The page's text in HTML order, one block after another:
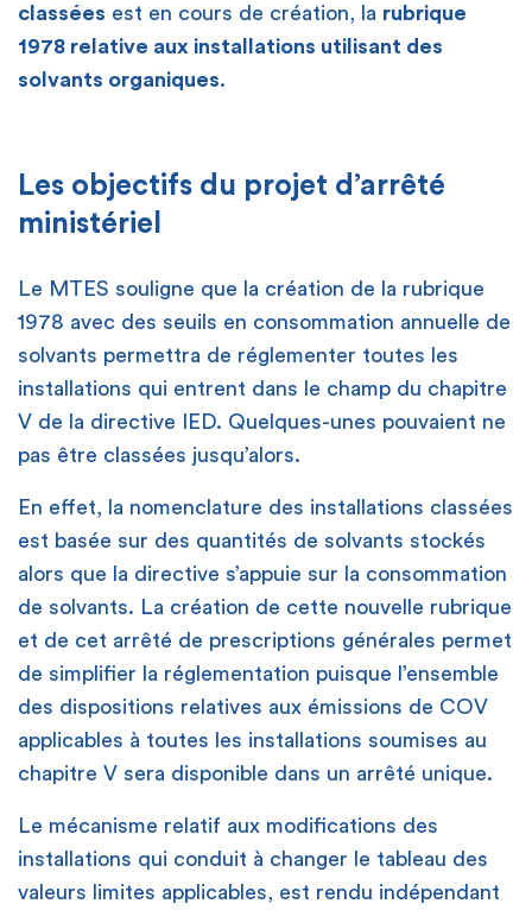
classées est en cours de création, la rubrique
1978 relative aux installations utilisant des
solvants organiques.
Les objectifs du projet d’arrêté
ministériel
Le MTES souligne que la création de la rubrique
1978 avec des seuils en consommation annuelle de
solvants permettra de réglementer toutes les
installations qui entrent dans le champ du chapitre
V de la directive IED. Quelques-unes pouvaient ne
pas être classées jusqu’alors.
En effet, la nomenclature des installations classées
est basée sur des quantités de solvants stockés
alors que la directive s’appuie sur la consommation
de solvants. La création de cette nouvelle rubrique
et de cet arrêté de prescriptions générales permet
de simplifier la réglementation puisque l’ensemble
des dispositions relatives aux émissions de COV
applicables à toutes les installations soumises au
chapitre V sera disponible dans un arrêté unique.
Le mécanisme relatif aux modifications des
installations qui conduit à changer le tableau des
valeurs limites applicables, est rendu indépendant